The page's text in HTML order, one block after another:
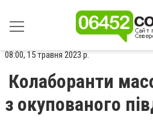
08:00, 15 травня 2023 р.
Колаборанти
з окупованого